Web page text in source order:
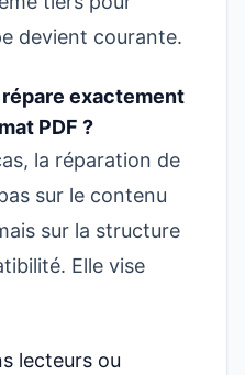
devient courante.
exactement
PDF ?
la réparation de
sur le contenu
sur la structure
Elle vise
lecteurs ou